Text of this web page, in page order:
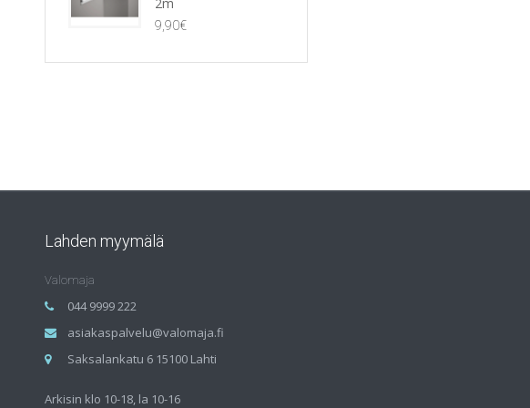
9,90€
Lahden myymälä
Valomaja
044 9999 222
asiakaspalvelu@valomaja.fi
Saksalankatu 6 15100 Lahti
Arkisin klo 10-18, la 10-16